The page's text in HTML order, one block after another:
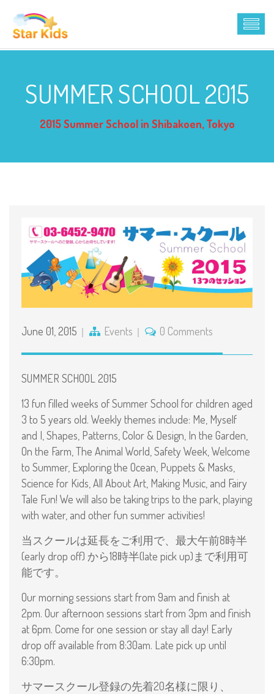
SUMMER SCHOOL 2015
2015 Summer School in Shibakoen, Tokyo
June 01, 2015 Events 0 Comments
SUMMER SCHOOL 2015
13 fun filled weeks of Summer School for children aged
3 to 5 years old. Weekly themes include: Me, Myself
and I, Shapes, Patterns, Color & Design, In the Garden,
On the Farm, The Animal World, Safety Week, Welcome
to Summer, Exploring the Ocean, Puppets & Masks,
Science for Kids, All About Art, Making Music, and Fairy
Tale Fun! We will also be taking trips to the park, playing
with water, and other fun summer activities!
当スクールは延長をご利用で、最大午前8時半
(early drop off) から18時半(late pick up)まで利用可
能です。
Our morning sessions start from 9am and finish at
2pm. Our afternoon sessions start from 3pm and finish
at 6pm. Come for one session or stay all day! Early
drop off available from 8:30am. Late pick up until
6:30pm.
サマースクール登録の先着20名様に限り、